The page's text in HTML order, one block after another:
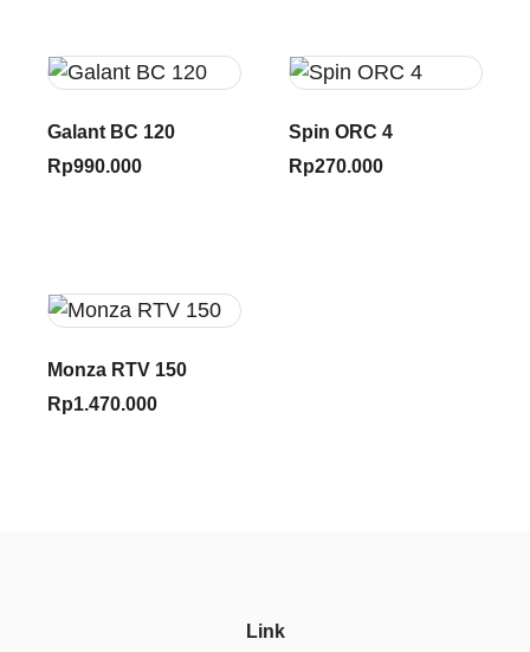
Galant BC 120
Rp990.000
Spin ORC 4
Rp270.000
Monza RTV 150
Rp1.470.000
Link